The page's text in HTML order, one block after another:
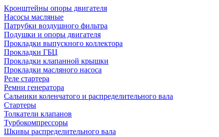
Кронштейны опоры двигателя
Насосы масляные
Патрубки воздушного фильтра
Подушки и опоры двигателя
Прокладки выпускного коллектора
Прокладки ГБЦ
Прокладки клапанной крышки
Прокладки масляного насоса
Реле стартера
Ремни генератора
Сальники коленчатого и распределительного вала
Стартеры
Толкатели клапанов
Турбокомпрессоры
Шкивы распределительного вала